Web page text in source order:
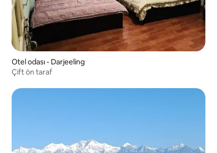
Otel odası - Darjeeling
Çift ön taraf